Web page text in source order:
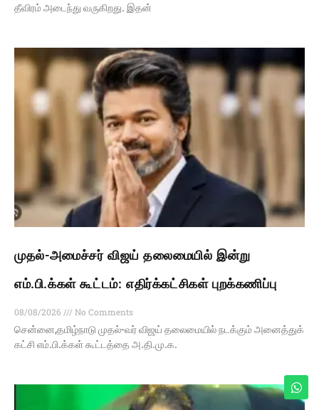
தீவிரம் அடைந்து வருகிறது. இதன்
முதல்-அமைச்சர் விஜய் தலைமையில் இன்று
எம்.பி.க்கள் கூட்டம்: எதிர்க்கட்சிகள் புறக்கணிப்பு
08/08/2026
No Comments
சென்னை,தமிழ்நாடு முதல்-வர் விஜய் தலைமையில் நடக்கும் அனைத்துக்
கட்சி எம்.பி.க்கள் கூட்டத்தை அ.தி.மு.க.